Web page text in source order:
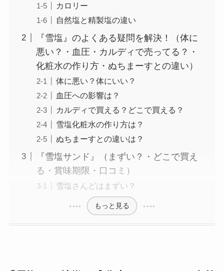
カロリー
自然塩と精製塩の違い
『雪塩』のよくある疑問を解決！（体に
悪い？・血圧・カルディで売ってる？・
化粧水の作り方・ぬちまーすとの違い）
体に悪い？体にいい？
血圧への影響は？
カルディで買える？どこで買える？
雪塩化粧水の作り方は？
ぬちまーすとの違いは？
『雪塩サンド』（まずい？・どこで買え
る・賞味期限・口コミ）
雪塩さんどはまずい？
もっと見る